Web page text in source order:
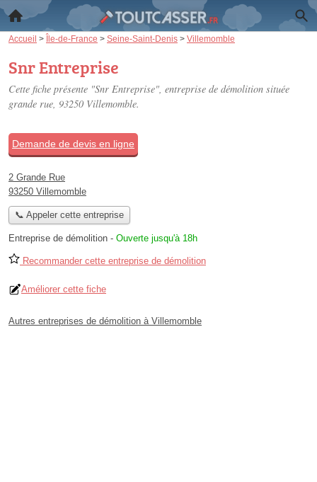
Accueil > Île-de-France > Seine-Saint-Denis > Villemomble
Snr Entreprise
Cette fiche présente "Snr Entreprise", entreprise de démolition située
grande rue, 93250 Villemomble.
Demande de devis en ligne
2 Grande Rue
93250 Villemomble
📞 Appeler cette entreprise
Entreprise de démolition - Ouverte jusqu'à 18h
Recommander cette entreprise de démolition
Améliorer cette fiche
Autres entreprises de démolition à Villemomble